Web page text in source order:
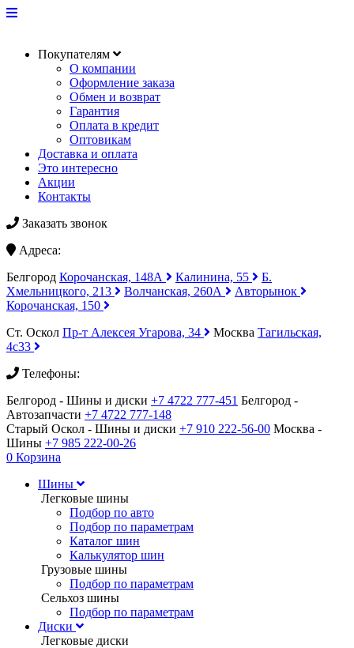
Покупателям
О компании
Оформление заказа
Обмен и возврат
Гарантия
Оплата в кредит
Оптовикам
Доставка и оплата
Это интересно
Акции
Контакты
Заказать звонок
Адреса:
Белгород Корочанская, 148А Калинина, 55
Б.
Хмельницкого, 213
Волчанская, 260А
Авторынок
Корочанская, 150
Ст. Оскол Пр-т Алексея Угарова, 34 Москва Тагильская,
4с33
Телефоны:
Белгород - Шины и диски +7 4722 777-451 Белгород -
Автозапчасти +7 4722 777-148
Старый Оскол - Шины и диски +7 910 222-56-00 Москва -
Шины +7 985 222-00-26
0 Корзина
Шины
Легковые шины
Подбор по авто
Подбор по параметрам
Каталог шин
Калькулятор шин
Грузовые шины
Подбор по параметрам
Сельхоз шины
Подбор по параметрам
Диски
Легковые диски